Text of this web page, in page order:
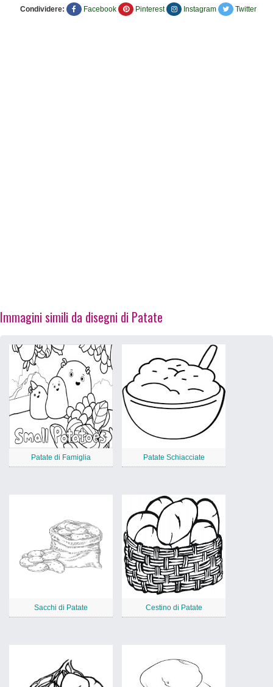
Condividere: Facebook Pinterest Instagram Twitter
Immagini simili da disegni di Patate
Patate di Famiglia Patate Schiacciate
Sacchi di Patate Cestino di Patate